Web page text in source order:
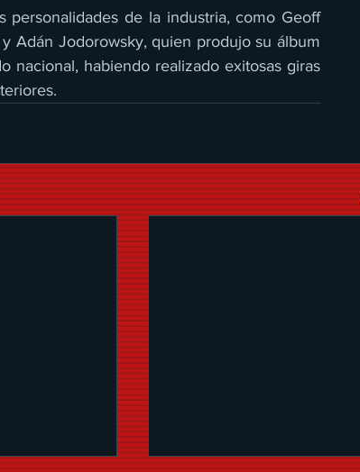
personalidades de la industria, como Geoff
Adán Jodorowsky, quien produjo su álbum
nacional, habiendo realizado exitosas giras